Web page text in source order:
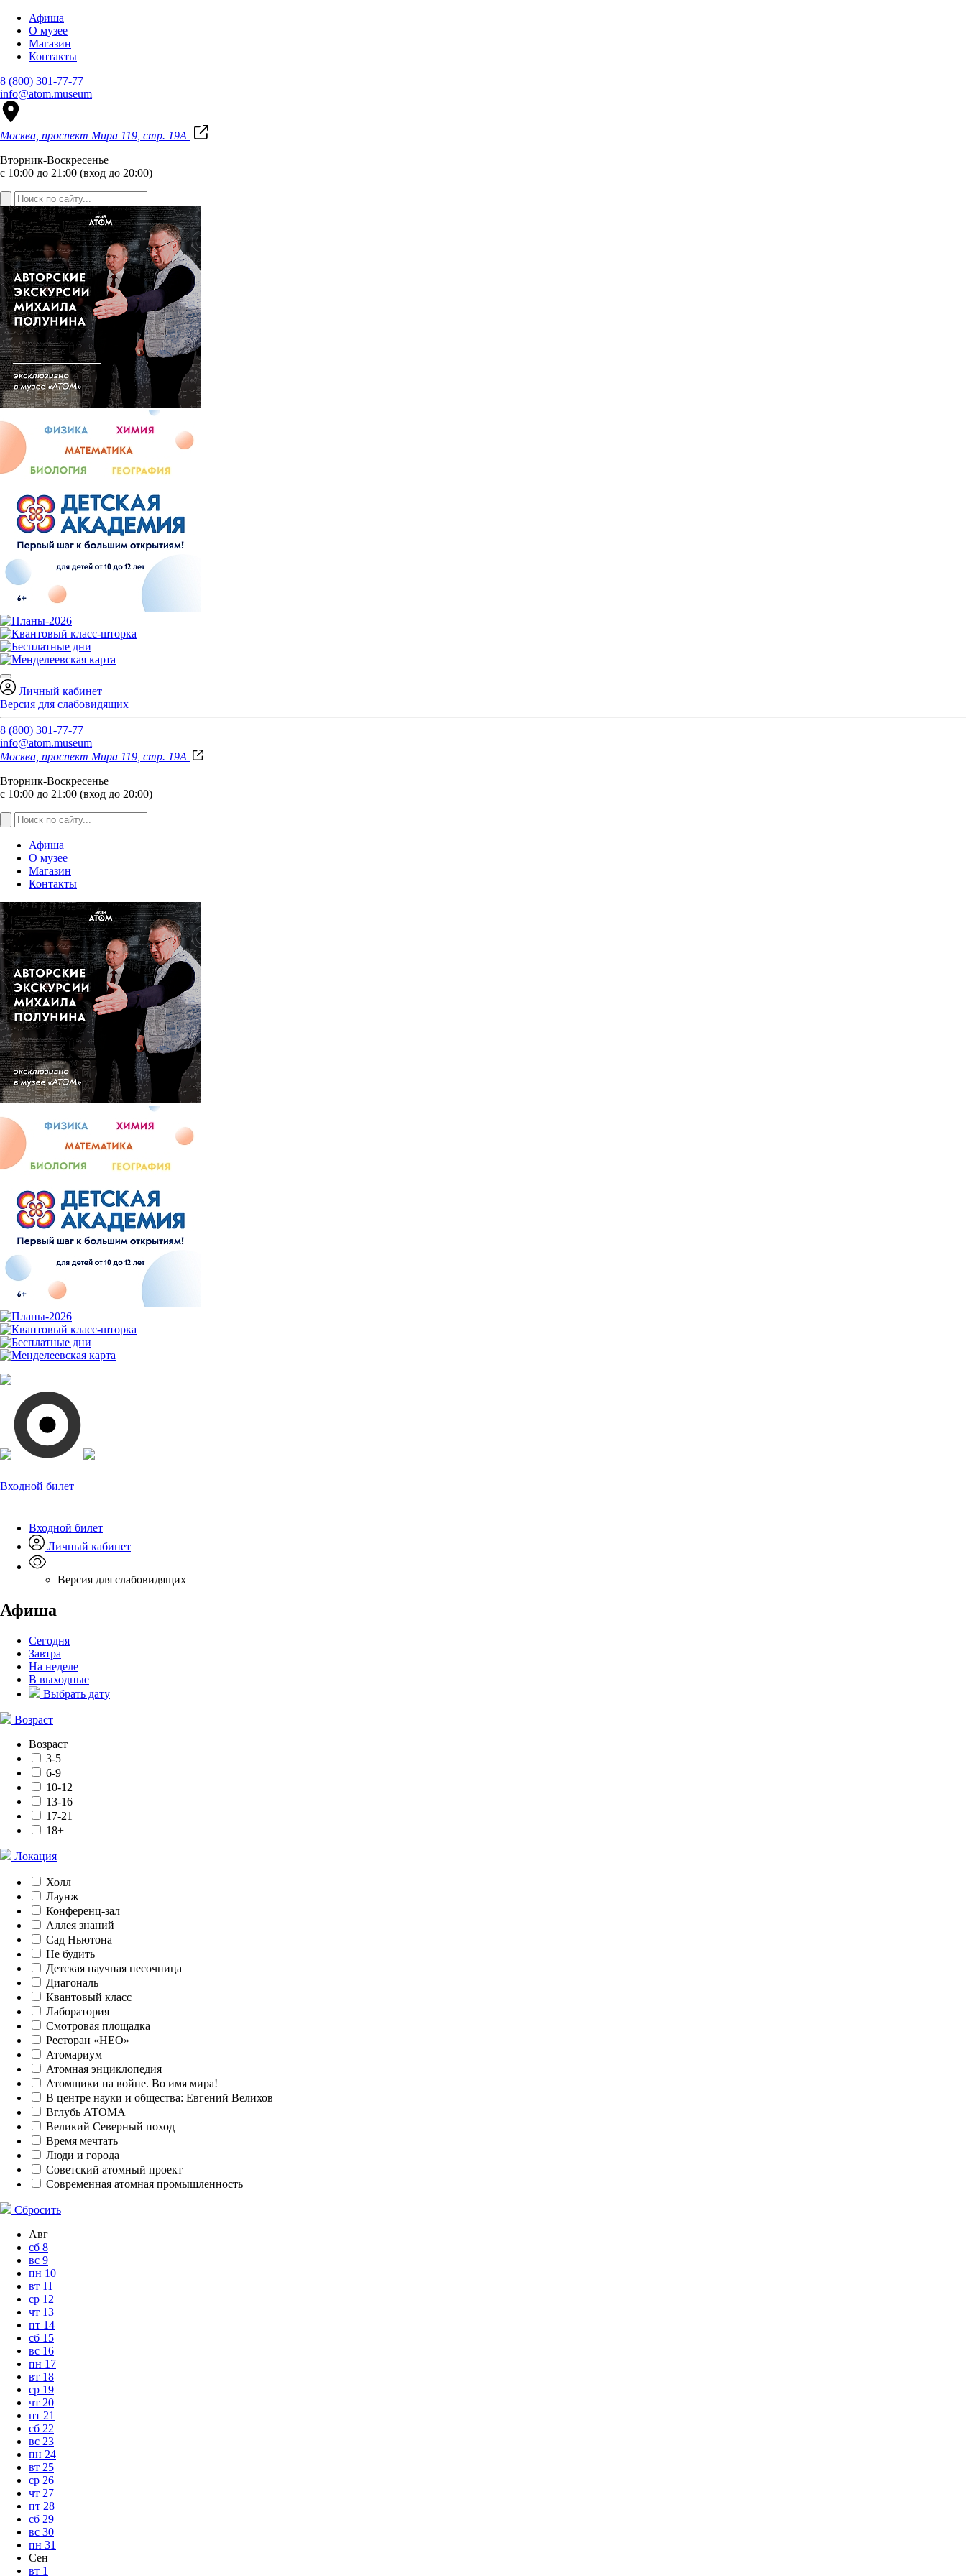
Афиша
О музее
Магазин
Контакты
8 (800) 301-77-77
info@atom.museum
Москва, проспект Мира 119, стр. 19А
Вторник-Воскресенье
с 10:00 до 21:00 (вход до 20:00)
Личный кабинет
Версия для слабовидящих
8 (800) 301-77-77
info@atom.museum
Москва, проспект Мира 119, стр. 19А
Вторник-Воскресенье
с 10:00 до 21:00 (вход до 20:00)
Афиша
О музее
Магазин
Контакты
Входной билет
Входной билет
Личный кабинет
Версия для слабовидящих
Афиша
Сегодня
Завтра
На неделе
В выходные
Выбрать дату
Возраст
Возраст
3-5
6-9
10-12
13-16
17-21
18+
Локация
Холл
Лаунж
Конференц-зал
Аллея знаний
Сад Ньютона
Не будить
Детская научная песочница
Диагональ
Квантовый класс
Лаборатория
Смотровая площадка
Ресторан «НЕО»
Атомариум
Атомная энциклопедия
Атомщики на войне. Во имя мира!
В центре науки и общества: Евгений Велихов
Вглубь АТОМА
Великий Северный поход
Время мечтать
Люди и города
Советский атомный проект
Современная атомная промышленность
Сбросить
Авг
сб 8
вс 9
пн 10
вт 11
ср 12
чт 13
пт 14
сб 15
вс 16
пн 17
вт 18
ср 19
чт 20
пт 21
сб 22
вс 23
пн 24
вт 25
ср 26
чт 27
пт 28
сб 29
вс 30
пн 31
Сен
вт 1